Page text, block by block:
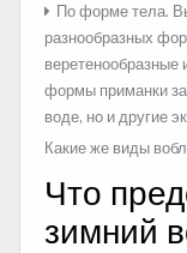
По форме тела.
разнообразных
веретенообразные
формы приманки
воде, но и другие
Какие же виды
Что
зимний